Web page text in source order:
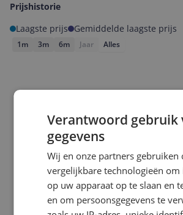
Prijshistorie
Laagste prijs
Gemiddelde laagste prijs
1m 3m 6m Jaar Alles
Laagste prijs ooit
Hoogste
Verantwoord gebruik
gegevens
Wij en onze partners gebruiken
vergelijkbare technologieën
op uw apparaat op te slaan en
en om persoonsgegevens te